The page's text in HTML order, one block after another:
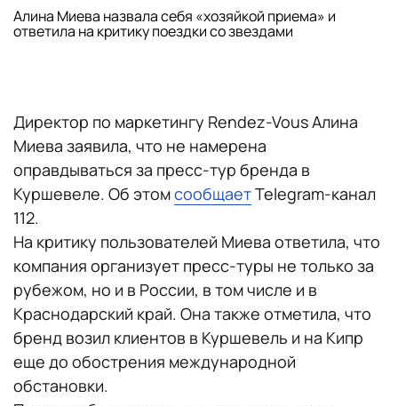
Алина Миева назвала себя «хозяйкой приема» и
ответила на критику поездки со звездами
Директор по маркетингу Rendez-Vous Алина
Миева заявила, что не намерена
оправдываться за пресс-тур бренда в
Куршевеле. Об этомсообщаетTelegram-канал
112.
На критику пользователей Миева ответила, что
компания организует пресс-туры не только за
рубежом, но и в России, в том числе и в
Краснодарский край. Она также отметила, что
бренд возил клиентов в Куршевель и на Кипр
еще до обострения международной
обстановки.